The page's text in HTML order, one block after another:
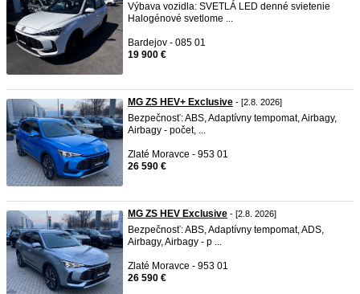
Výbava vozidla: SVETLÁ LED denné svietenie
Halogénové svetlome ...
Bardejov - 085 01
19 900 €
MG ZS HEV+ Exclusive - [2.8. 2026]
Bezpečnosť: ABS, Adaptívny tempomat, Airbagy,
Airbagy - počet, ...
Zlaté Moravce - 953 01
26 590 €
MG ZS HEV Exclusive - [2.8. 2026]
Bezpečnosť: ABS, Adaptívny tempomat, ADS,
Airbagy, Airbagy - p ...
Zlaté Moravce - 953 01
26 590 €